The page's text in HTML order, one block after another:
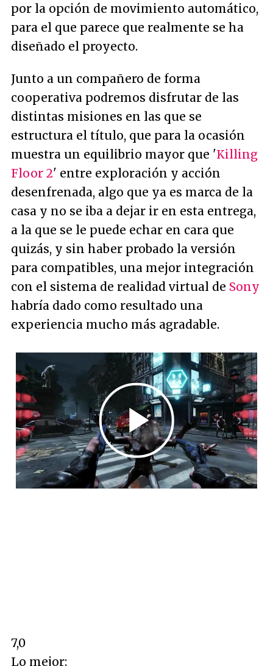
por la opción de movimiento automático,
para el que parece que realmente se ha
diseñado el proyecto.
Junto a un compañero de forma
cooperativa podremos disfrutar de las
distintas misiones en las que se
estructura el título, que para la ocasión
muestra un equilibrio mayor que 'Killing
Floor 2' entre exploración y acción
desenfrenada, algo que ya es marca de la
casa y no se iba a dejar ir en esta entrega,
a la que se le puede echar en cara que
quizás, y sin haber probado la versión
para compatibles, una mejor integración
con el sistema de realidad virtual de Sony
habría dado como resultado una
experiencia mucho más agradable.
7,0
Lo mejor: